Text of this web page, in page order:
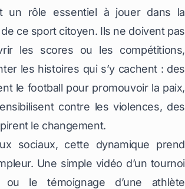
un rôle essentiel à jouer dans la
ce sport citoyen. Ils ne doivent pas
les scores ou les compétitions,
les histoires qui s’y cachent : des
le football pour promouvoir la paix,
contre les violences, des
le changement.
sociaux, cette dynamique prend
Une simple vidéo d’un tournoi
ou le témoignage d’une athlète